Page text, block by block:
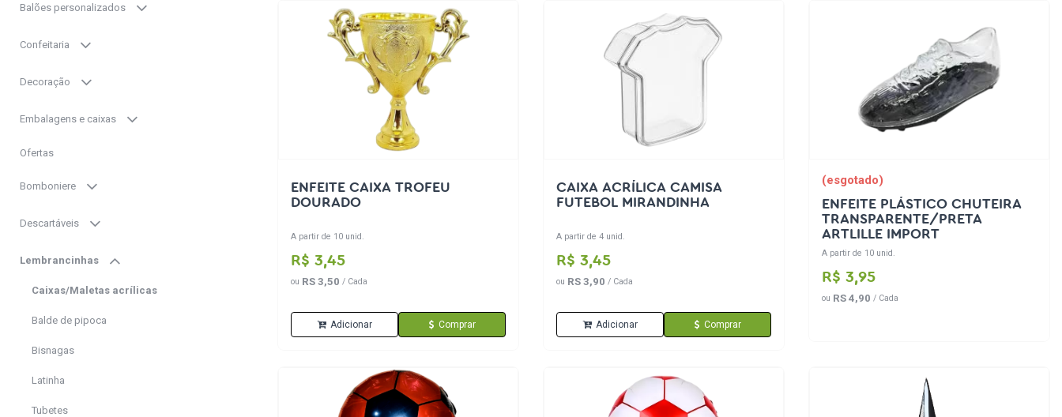
Balões personalizados
Confeitaria
Decoração
Embalagens e caixas
Ofertas
Bomboniere
Descartáveis
Lembrancinhas
Caixas/Maletas acrílicas
Balde de pipoca
Bisnagas
Latinha
Tubetes
ENFEITE CAIXA TROFEU
DOURADO
A partir de 10 unid.
R$ 3,45
ou RS 3,50 / Cada
Adicionar Comprar
CAIXA ACRÍLICA CAMISA
FUTEBOL MIRANDINHA
A partir de 4 unid.
R$ 3,45
ou RS 3,90 / Cada
Adicionar Comprar
(esgotado)
ENFEITE PLÁSTICO CHUTEIRA
TRANSPARENTE/PRETA
ARTLILLE IMPORT
A partir de 10 unid.
R$ 3,95
ou RS 4,90 / Cada